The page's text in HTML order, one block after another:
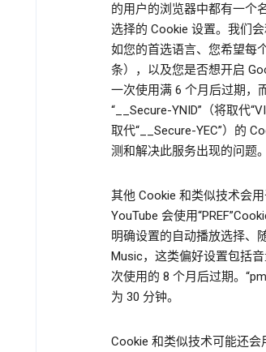
的用户的浏览器中都有一个
选择的 Cookie 设置。我们
如您的首选语言、您希望每
条），以及您是否想开启
一次使用满 6 个月后过期，
“__Secure-YNID”（将取代
取代“__Secure-YEC”）的
测和解决此服务出现的问题
其他 Cookie 和类似技术会
YouTube 会使用
明确设置的自动播放选择、
Music，这类偏好设置包括
次使用的 8 个月后过期。
为 30 分钟。
Cookie 和类似技术可能还会